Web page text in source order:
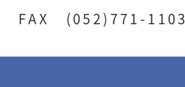
FAX (052)771-1103